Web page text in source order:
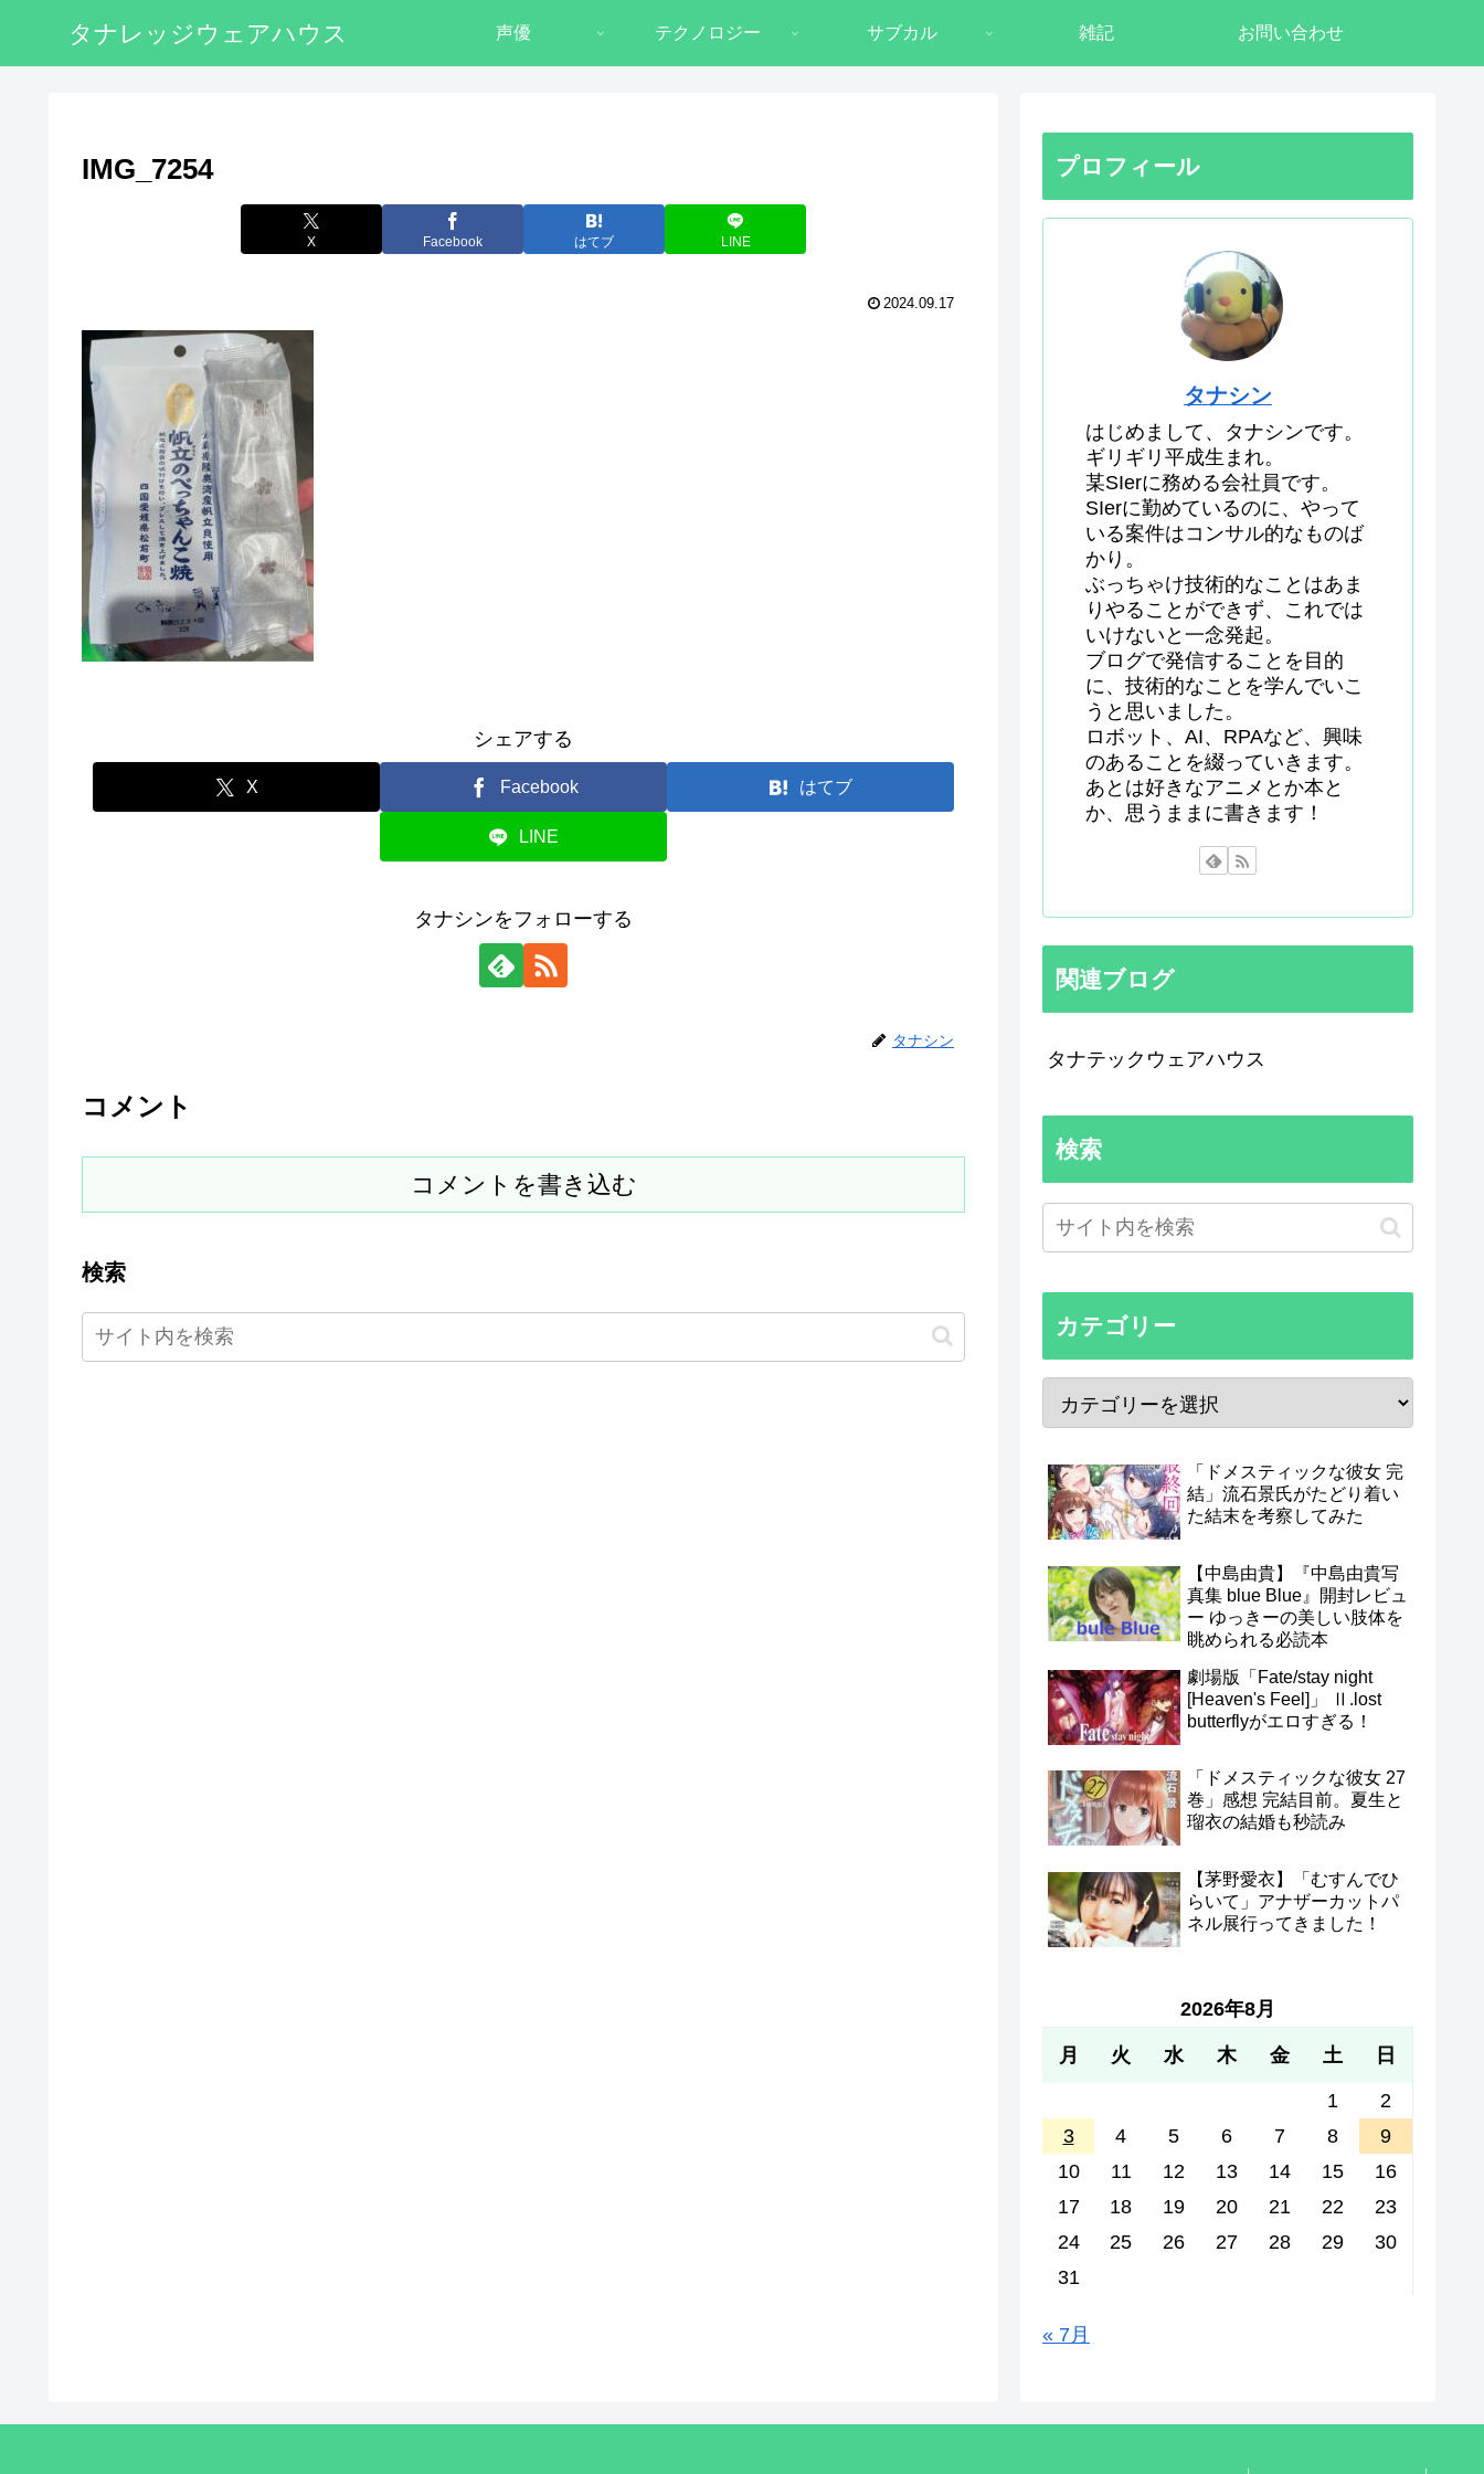
タナレッジウェアハウス 声優 テクノロジー サブカル 雑記 お問い合わせ
IMG_7254
X Facebook はてブ LINE
2024.09.17
シェアする
X Facebook はてブ
LINE
タナシンをフォローする
タナシン
コメント
コメントを書き込む
検索
プロフィール
タナシン
はじめまして、タナシンです。
ギリギリ平成生まれ。
某SIerに務める会社員です。
SIerに勤めているのに、やって
いる案件はコンサル的なものば
かり。
ぶっちゃけ技術的なことはあま
りやることができず、これでは
いけないと一念発起。
ブログで発信することを目的
に、技術的なことを学んでいこ
うと思いました。
ロボット、AI、RPAなど、興味
のあることを綴っていきます。
あとは好きなアニメとか本と
か、思うままに書きます！
関連ブログ
タナテックウェアハウス
検索
カテゴリー
「ドメスティックな彼女 完
結」流石景氏がたどり着い
た結末を考察してみた
【中島由貴】『中島由貴写
真集 blue Blue』開封レビュ
ー ゆっきーの美しい肢体を
眺められる必読本
劇場版「Fate/stay night
[Heaven's Feel]」 Ⅱ.lost
butterflyがエロすぎる！
「ドメスティックな彼女 27
巻」感想 完結目前。夏生と
瑠衣の結婚も秒読み
【茅野愛衣】「むすんでひ
らいて」アナザーカットパ
ネル展行ってきました！
2026年8月
月 火 水 木 金 土 日
1
2
3
4 5 6 7 8
9
10
11 12 13 14 15
16
17
18 19 20 21 22
23
24
25 26 27 28 29
30
31
« 7月